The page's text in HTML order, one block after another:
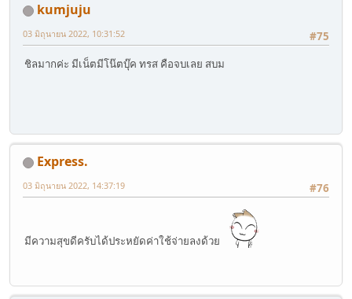
kumjuju
#75
03 มิถุนายน 2022, 10:31:52
ชิลมากค่ะ มีเน็ตมีโน๊ตบุ๊ค ทรส คือจบเลย สบม
Express.
#76
03 มิถุนายน 2022, 14:37:19
มีความสุขดีครับได้ประหยัดค่าใช้จ่ายลงด้วย